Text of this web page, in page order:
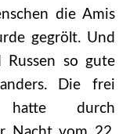
die Amis
gegrölt. Und
Russen so gute
Die frei
hatte durch